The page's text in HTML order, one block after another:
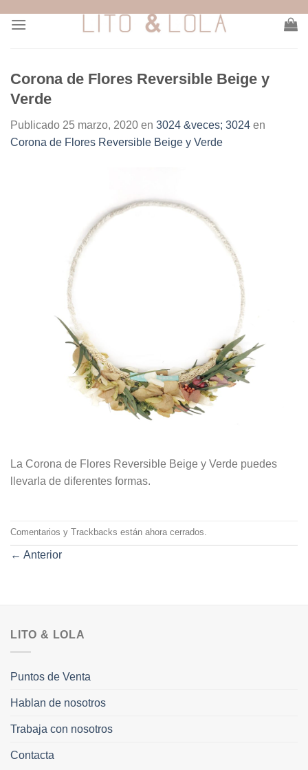
Corona de Flores Reversible Beige y
Verde
Publicado 25 marzo, 2020 en 3024 &veces; 3024 en
Corona de Flores Reversible Beige y Verde
La Corona de Flores Reversible Beige y Verde puedes
llevarla de diferentes formas.
Comentarios y Trackbacks están ahora cerrados.
← Anterior
LITO & LOLA
Puntos de Venta
Hablan de nosotros
Trabaja con nosotros
Contacta